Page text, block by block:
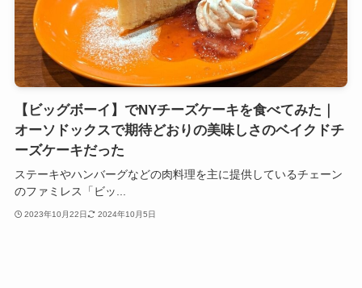
【ビッグボーイ】でNYチーズケーキを食べてみた｜
オーソドックスで期待どおりの美味しさのベイクドチ
ーズケーキだった
ステーキやハンバーグなどの肉料理を主に提供しているチェーン
のファミレス「ビッ...
2023年10月22日 2024年10月5日